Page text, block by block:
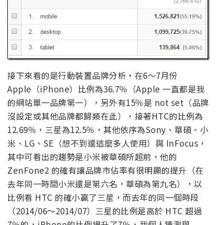
接下來看的是行動裝置品牌分析，在6～7月份
Apple（iPhone）比例為36.7％（Apple 一直都是我
的網站單一品牌第一），另外有15％是 not set（品牌
沒設定或其他品牌都歸類在此），接著HTC的比例為
12.69％，三星為12.5％，其他依序為Sony、華碩、小
米、LG、SE（想不到還這麼多人使用）與 InFocus，
其中可看出的趨勢是小米被華碩所超前，他的
ZenFone2 的確有讓品牌市佔率有很明顯的提升（在
去年同一時間小米還是第六名，華碩為第九名），以
比例看 HTC 的確小贏了三星，而去年的同一個時段
（2014/06～2014/07）三星的比例是高於 HTC 超過